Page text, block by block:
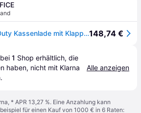
Safescan Standard-Duty Kassenlade mit Klappdeckel »SD-4617S«148,74 €
1 Shop erhältlich, die
haben, nicht mit Klarna
Alle anzeigen
* APR 13,27 %. Eine Anzahlung kann
für einen Kauf von 1000 € in 6 Raten: